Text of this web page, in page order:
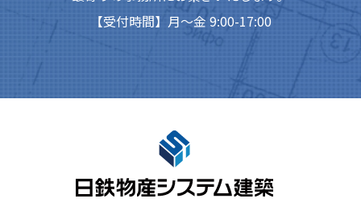
【受付時間】月～金 9:00-17:00